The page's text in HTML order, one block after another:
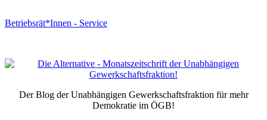
Betriebsrät*Innen - Service
Der Blog der Unabhängigen Gewerkschaftsfraktion für mehr
Demokratie im ÖGB!